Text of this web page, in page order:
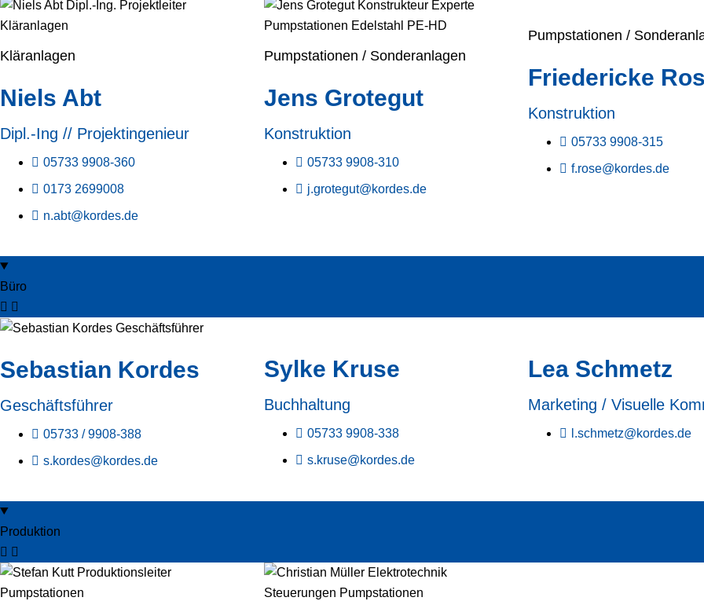
Kläranlagen
Niels Abt
Dipl.-Ing // Projektingenieur
05733 9908-360
0173 2699008
n.abt@kordes.de
Pumpstationen / Sonderanlagen
Jens Grotegut
Konstruktion
05733 9908-310
j.grotegut@kordes.de
Pumpstationen /
Friedericke
Konstruktion
05733 9908-315
f.rose@kordes.de
Büro
Sebastian Kordes
Geschäftsführer
05733 / 9908-388
s.kordes@kordes.de
Sylke Kruse
Buchhaltung
05733 9908-338
s.kruse@kordes.de
Lea Schmetz
Marketing / Visuelle
l.schmetz@kordes.de
Produktion